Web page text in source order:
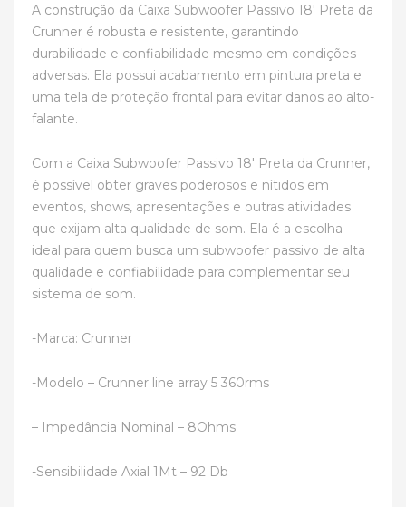
A construção da Caixa Subwoofer Passivo 18′ Preta da
Crunner é robusta e resistente, garantindo
durabilidade e confiabilidade mesmo em condições
adversas. Ela possui acabamento em pintura preta e
uma tela de proteção frontal para evitar danos ao alto-
falante.
Com a Caixa Subwoofer Passivo 18′ Preta da Crunner,
é possível obter graves poderosos e nítidos em
eventos, shows, apresentações e outras atividades
que exijam alta qualidade de som. Ela é a escolha
ideal para quem busca um subwoofer passivo de alta
qualidade e confiabilidade para complementar seu
sistema de som.
-Marca: Crunner
-Modelo – Crunner line array 5 360rms
– Impedância Nominal – 8Ohms
-Sensibilidade Axial 1Mt – 92 Db